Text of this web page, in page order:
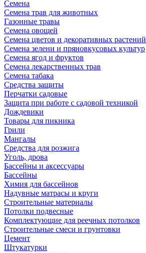
Семена
Семена трав для животных
Газонные травы
Семена овощей
Семена цветов и декоративных растений
Семена зелени и пряновкусовых культур
Семена ягод и фруктов
Семена лекарственных трав
Семена табака
Средства защиты
Перчатки садовые
Защита при работе с садовой техникой
Дождевики
Товары для пикника
Грили
Мангалы
Средства для розжига
Уголь, дрова
Бассейны и аксессуары
Бассейны
Химия для бассейнов
Надувные матрасы и круги
Строительные материалы
Потолки подвесные
Комплектующие для реечных потолков
Строительные смеси и грунтовки
Цемент
Штукатурки